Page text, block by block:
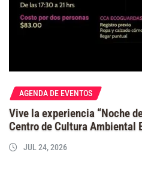
AGENDA DE EVENTOS
Vive la experiencia “Noche
Centro de Cultura Ambiental
JUL 24, 2026